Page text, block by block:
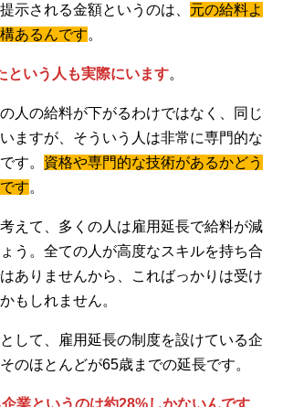
示される金額というのは、 元の給料よ
あるんです。
という人も実際にいます。
人の給料が下がるわけではなく、同じ
ますが、そういう人は非常に専門的な
す。 資格や専門的な技術があるかどう
す。
えて、多くの人は雇用延長で給料が減
う。全ての人が高度なスキルを持ち合
ありませんから、こればっかりは受け
もしれません。
して、雇用延長の制度を設けている企
のほとんどが65歳までの延長です。
業というのは約28%しかないんです